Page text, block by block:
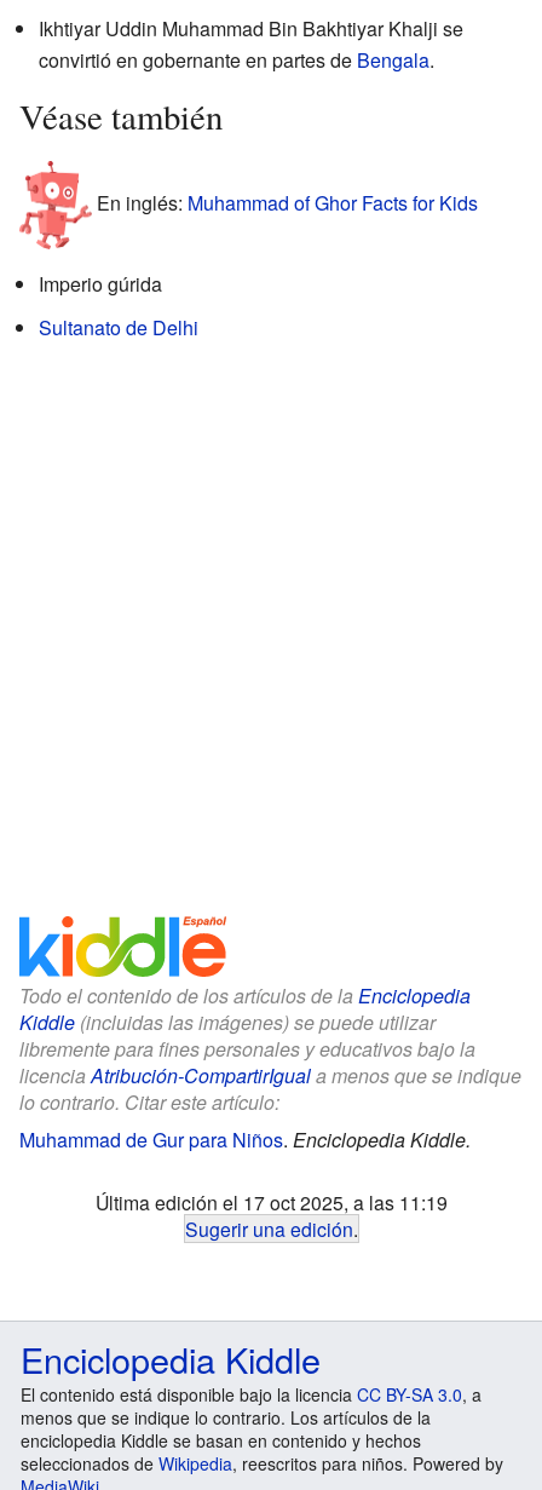
Ikhtiyar Uddin Muhammad Bin Bakhtiyar Khalji se
convirtió en gobernante en partes de Bengala.
Véase también
En inglés: Muhammad of Ghor Facts for Kids
Imperio gúrida
Sultanato de Delhi
Todo el contenido de los artículos de la Enciclopedia
Kiddle (incluidas las imágenes) se puede utilizar
libremente para fines personales y educativos bajo la
licencia Atribución-CompartirIguala menos que se indique
lo contrario. Citar este artículo:
Muhammad de Gur para Niños. Enciclopedia Kiddle.
Última edición el 17 oct 2025, a las 11:19
Sugerir una edición.
Enciclopedia Kiddle
El contenido está disponible bajo la licencia CC BY-SA 3.0, a
menos que se indique lo contrario. Los artículos de la
enciclopedia Kiddle se basan en contenido y hechos
seleccionados de Wikipedia, reescritos para niños. Powered by